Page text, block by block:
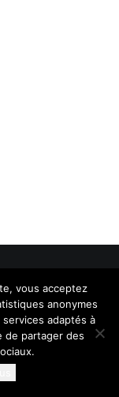
réservés.
vous acceptez
anonymes
adaptés à
partager des